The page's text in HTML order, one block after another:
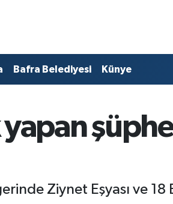
Bafra Belediyesi Künye
yapan
Ziynet Eşyası ve